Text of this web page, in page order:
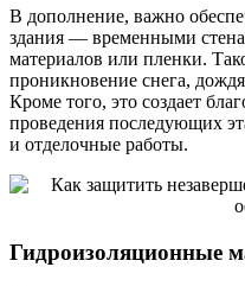
В дополнение, важно
здания — временными
материалов или пленки.
проникновение снега,
Кроме того, это создает
проведения последующих
и отделочные работы.
Гидроизоляционные